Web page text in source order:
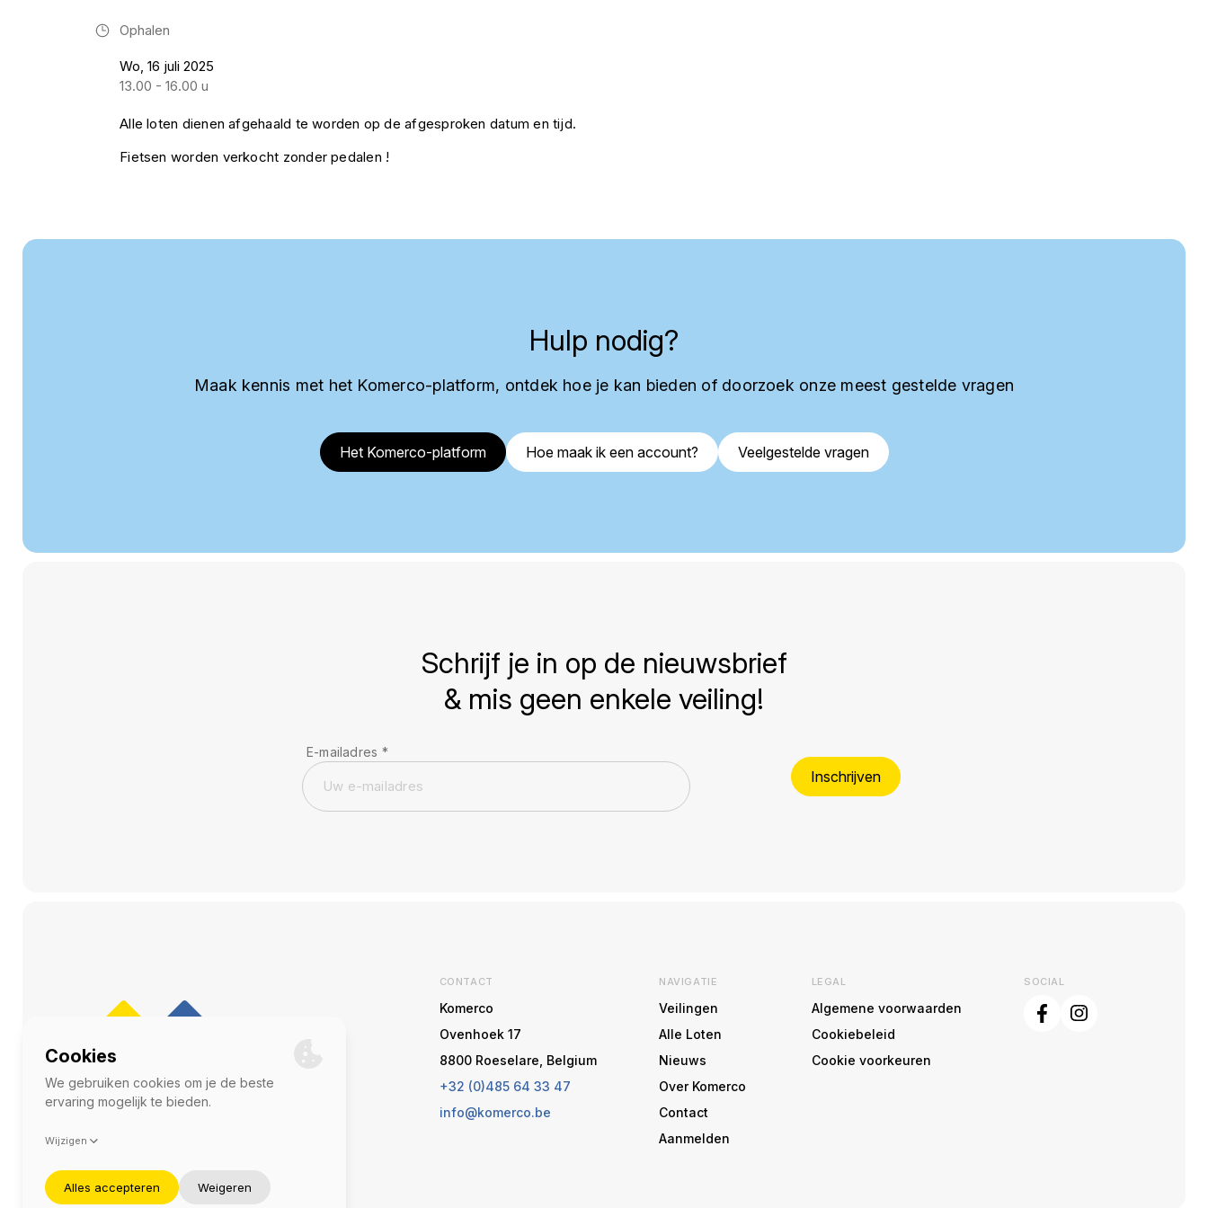
Ophalen
Wo, 16 juli 2025
13.00 - 16.00 u
Alle loten dienen afgehaald te worden op de afgesproken datum en tijd.
Fietsen worden verkocht zonder pedalen !
Hulp nodig?
Maak kennis met het Komerco-platform, ontdek hoe je kan bieden of doorzoek onze meest gestelde vragen
Het Komerco-platform Hoe maak ik een account? Veelgestelde vragen
Schrijf je in op de nieuwsbrief
& mis geen enkele veiling!
E-mailadres *
Inschrijven
CONTACT
Komerco
Ovenhoek 17
8800 Roeselare, Belgium
+32 (0)485 64 33 47
info@komerco.be
NAVIGATIE
Veilingen
Alle Loten
Nieuws
Over Komerco
Contact
Aanmelden
LEGAL
Algemene voorwaarden
Cookiebeleid
Cookie voorkeuren
SOCIAL